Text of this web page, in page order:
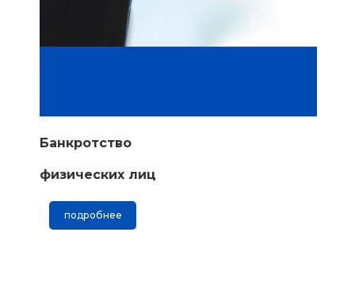
Банкротство
физических лиц
подробнее